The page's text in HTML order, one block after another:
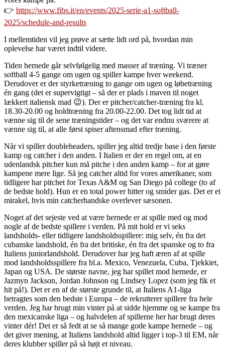
👉 https://www.fibs.it/en/events/2025-serie-a1-softball-
2025/schedule-and-results
I mellemtiden vil jeg prøve at sætte lidt ord på, hvordan min
oplevelse har været indtil videre.
Tiden hernede går selvfølgelig med masser af træning. Vi træner
softball 4-5 gange om ugen og spiller kampe hver weekend.
Derudover er der styrketræning to gange om ugen og løbetræning
én gang (det er supervigtigt – så der er plads i maven til noget
lækkert italiensk mad 😉). Der er pitcher/catcher-træning fra kl.
18.30-20.00 og holdtræning fra 20.00-22.00. Det tog lidt tid at
vænne sig til de sene træningstider – og det var endnu sværere at
vænne sig til, at alle først spiser aftensmad efter træning.
Når vi spiller doubleheaders, spiller jeg altid tredje base i den første
kamp og catcher i den anden. I Italien er der en regel om, at en
udenlandsk pitcher kun må pitche i den anden kamp – for at gøre
kampene mere lige. Så jeg catcher altid for vores amerikaner, som
tidligere har pitchet for Texas A&M og San Diego på college (to af
de bedste hold). Hun er en total power hitter og smider gas. Det er et
mirakel, hvis min catcherhandske overlever sæsonen.
Noget af det sejeste ved at være hernede er at spille med og mod
nogle af de bedste spillere i verden. På mit hold er vi seks
landsholds- eller tidligere landsholdsspillere: mig selv, én fra det
cubanske landshold, én fra det britiske, én fra det spanske og to fra
Italiens juniorlandshold. Derudover har jeg haft æren af at spille
mod landsholdsspillere fra bl.a. Mexico, Venezuela, Cuba, Tjekkiet,
Japan og USA. De største navne, jeg har spillet mod hernede, er
Jazmyn Jackson, Jordan Johnson og Lindsey Lopez (som jeg fik et
hit på!). Det er en af de største grunde til, at Italiens A1-liga
betragtes som den bedste i Europa – de rekrutterer spillere fra hele
verden. Jeg har brugt min vinter på at sidde hjemme og se kampe fra
den mexicanske liga – og halvdelen af spillerne her har brugt deres
vinter dér! Det er så fedt at se så mange gode kampe hernede – og
det giver mening, at Italiens landshold altid ligger i top-3 til EM, når
deres klubber spiller på så højt et niveau.